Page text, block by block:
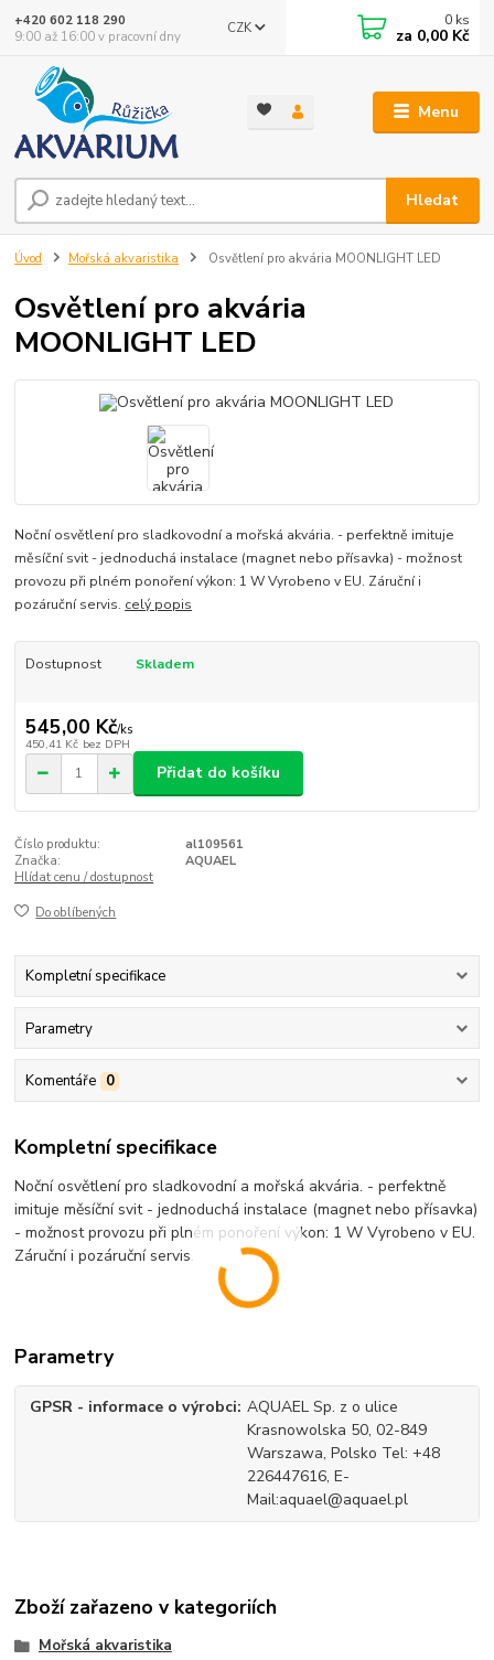
Menu
CZK
Hledat
+420 602 118 290
9:00 až 16:00 v pracovní dny
0 ks
za 0,00 Kč
Úvod Mořská akvaristika Osvětlení pro akvária MOONLIGHT LED
Osvětlení pro akvária
MOONLIGHT LED
Noční osvětlení pro sladkovodní a mořská akvária. - perfektně imituje
měsíční svit - jednoduchá instalace (magnet nebo přísavka) - možnost
provozu při plném ponoření výkon: 1 W Vyrobeno v EU. Záruční i
pozáruční servis. celý popis
Dostupnost Skladem
545,00 Kč/ks
450,41 Kč bez DPH
Přidat do košíku
Číslo produktu:
al109561
Značka:
AQUAEL
Hlídat cenu / dostupnost
Do oblíbených
Kompletní specifikace
Parametry
Komentáře 0
Kompletní specifikace
Noční osvětlení pro sladkovodní a mořská akvária. - perfektně
imituje měsíční svit - jednoduchá instalace (magnet nebo přísavka)
- možnost provozu při plném ponoření výkon: 1 W Vyrobeno v EU.
Záruční i pozáruční servis.
Parametry
GPSR - informace o výrobci AQUAEL Sp. z o ulice
Krasnowolska 50, 02-849
Warszawa, Polsko Tel: +48
226447616, E-
Mail:aquael@aquael.pl
Zboží zařazeno v kategoriích
Mořská akvaristika